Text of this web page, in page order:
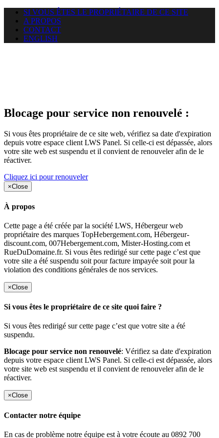
SI VOUS ÊTES LE PROPRIÉTAIRE DE CE SITE
A PROPOS
CONTACT
ENGLISH
Blocage pour service non renouvelé :
Si vous êtes propriétaire de ce site web, vérifiez sa date d'expiration
depuis votre espace client LWS Panel. Si celle-ci est dépassée, alors
votre site web est suspendu et il convient de renouveler afin de le
réactiver.
Cliquez ici pour renouveler
×Close
À propos
Cette page a été créée par la société LWS, Hébergeur web
propriétaire des marques TopHebergement.com, Hébergeur-
discount.com, 007Hebergement.com, Mister-Hosting.com et
RueDuDomaine.fr. Si vous êtes redirigé sur cette page c’est que
votre site a été suspendu soit pour facture impayée soit pour la
violation des conditions générales de nos services.
×Close
Si vous êtes le propriétaire de ce site quoi faire ?
Si vous êtes redirigé sur cette page c’est que votre site a été
suspendu.
Blocage pour service non renouvelé: Vérifiez sa date d'expiration
depuis votre espace client LWS Panel. Si celle-ci est dépassée, alors
votre site web est suspendu et il convient de renouveler afin de le
réactiver.
×Close
Contacter notre équipe
En cas de problème notre équipe est à votre écoute au 0892 700